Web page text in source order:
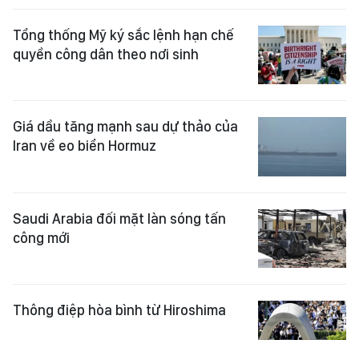
Tổng thống Mỹ ký sắc lệnh hạn chế
quyền công dân theo nơi sinh
Giá dầu tăng mạnh sau dự thảo của
Iran về eo biển Hormuz
Saudi Arabia đối mặt làn sóng tấn
công mới
Thông điệp hòa bình từ Hiroshima